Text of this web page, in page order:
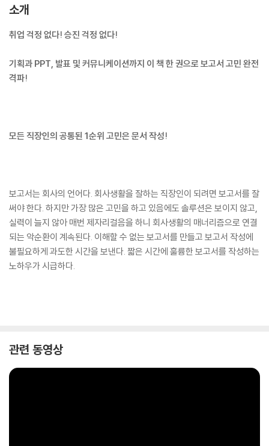
소개
취업 걱정 없다! 승진 걱정 없다!
기획과 PPT, 발표 및 커뮤니케이션까지 이 책 한 권으로 보고서 고민 완전
격파!
모든 직장인의 공통된 1순위 고민은 문서 작성!
보고서는 회사의 언어다. 회사생활을 잘하는 직장인이 되려면 보고서를 잘
써야 한다. 하지만 가장 많은 고민을 하고 있음에도 솔루션은 보이지 않고,
실력이 늘지 않아 매번 제자리걸음을 하니 회사생활의 매너리즘으로 연결
되는 악순환이 계속된다. 이해할 수 없는 보고서를 만들고 보고서 작성에
불필요하게 과도한 시간을 보낸다. 짧은 시간에 훌륭한 보고서를 작성하는
노하우가 시급하다.
관련 동영상